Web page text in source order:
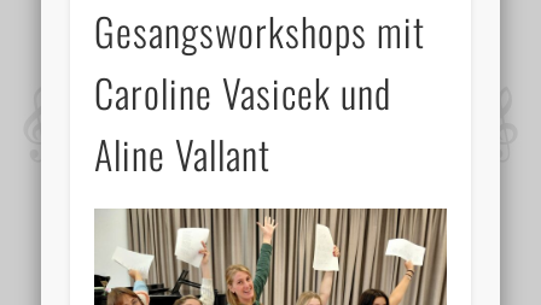
Gesangsworkshops mit
Caroline Vasicek und
Aline Vallant